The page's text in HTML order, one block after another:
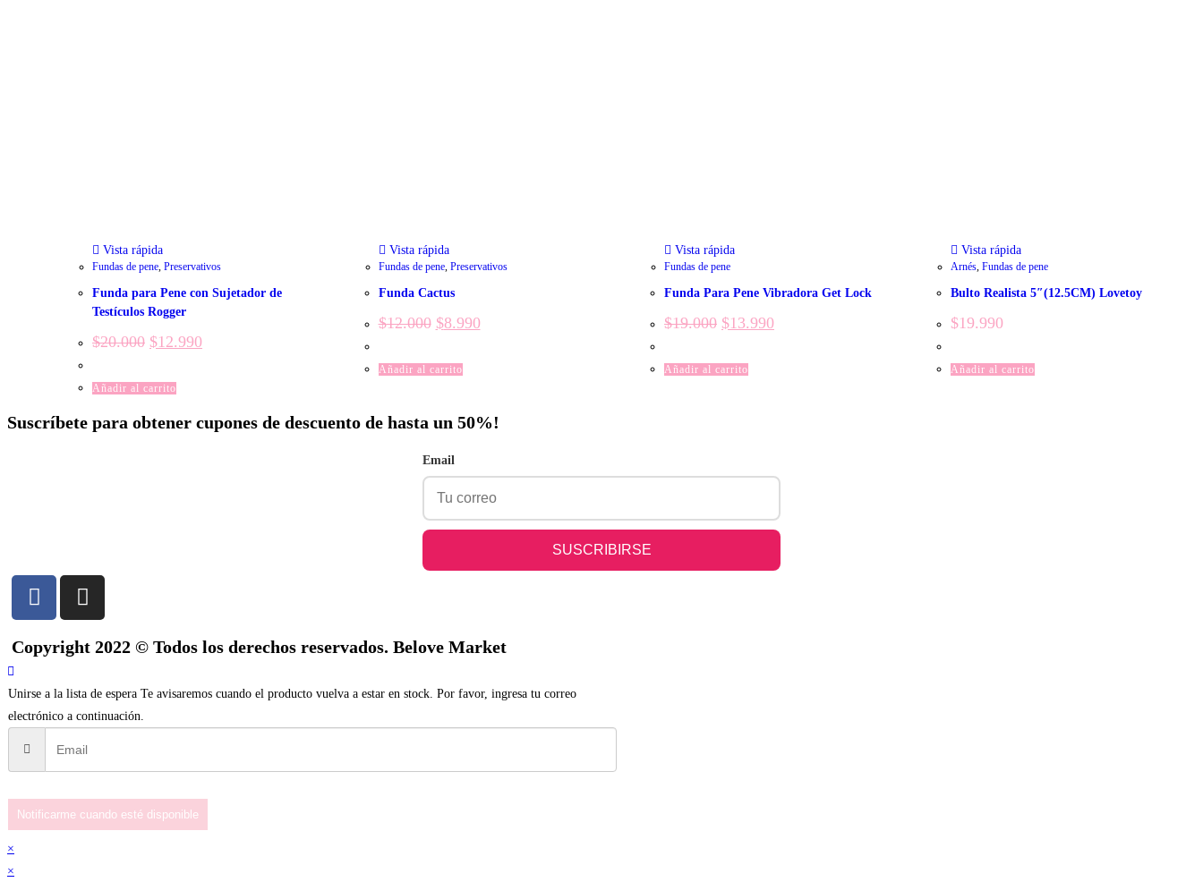
Vista rápida
Fundas de pene Preservativos
Funda para Pene con Sujetador de
Testículos Rogger
$20.000 $12.990
Añadir al carrito
Vista rápida
Fundas de pene, Preservativos
Funda Cactus
$12.000 $8.990
Añadir al carrito
Vista rápida
Fundas de pene
Funda Para Pene Vibradora Get Lock
$19.000 $13.990
Añadir al carrito
Vista rápida
Arnés, Fundas de pene
Bulto Realista 5″(12.5CM) Lovetoy
$19.990
Añadir al carrito
Suscríbete para obtener cupones de descuento de hasta un 50%!
Email
Copyright 2022 © Todos los derechos reservados. Belove Market
Unirse a la lista de espera Te avisaremos cuando el producto vuelva a estar en stock. Por favor, ingresa tu correo
electrónico a continuación.
Notificarme cuando esté disponible
×
×